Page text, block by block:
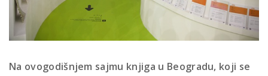
Na ovogodišnjem sajmu knjiga u Beogradu, koji se